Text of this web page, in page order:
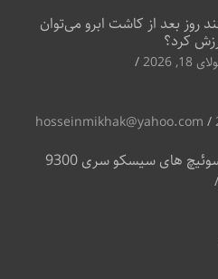
روز بعد از کاشت ابرو می‌توان
کرد؟
18, 2026
hosseinmikhak@yahoo.com
های سیسکو سری 9300